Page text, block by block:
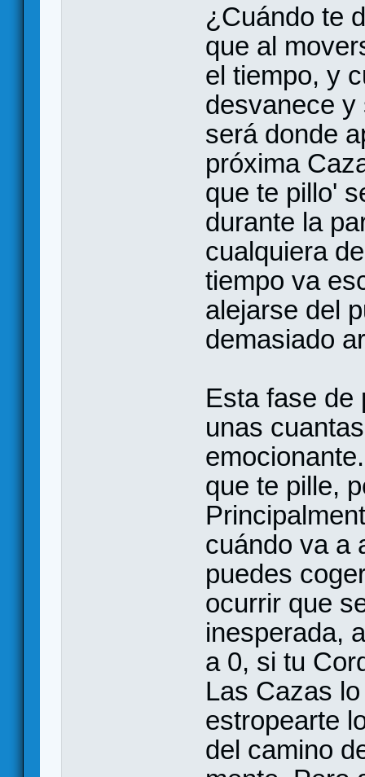
¿Cuándo te
que al
el tiempo, y
desvanece y
será donde
próxima
que te pillo'
durante la
cualquiera
tiempo va
alejarse del
demasiado
Esta fase de
unas
que te pille,
cuándo va a
puedes
ocurrir que
inesperada,
a 0, si tu
Las Cazas
estropearte
del camino